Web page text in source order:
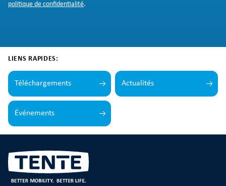
politique de confidentialité.
LIENS RAPIDES:
Téléchargements Actualités
Événements